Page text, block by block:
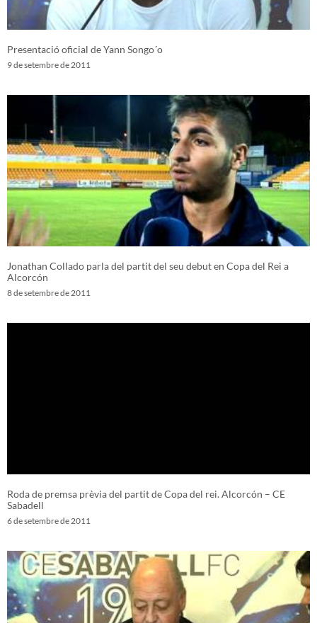
Presentació oficial de Yann Songo´o
9 de setembre de 2011
Jonathan Collado parla del partit del seu debut en Copa del Rei a
Alcorcón
8 de setembre de 2011
Roda de premsa prèvia del partit de Copa del rei. Alcorcón – CE
Sabadell
6 de setembre de 2011